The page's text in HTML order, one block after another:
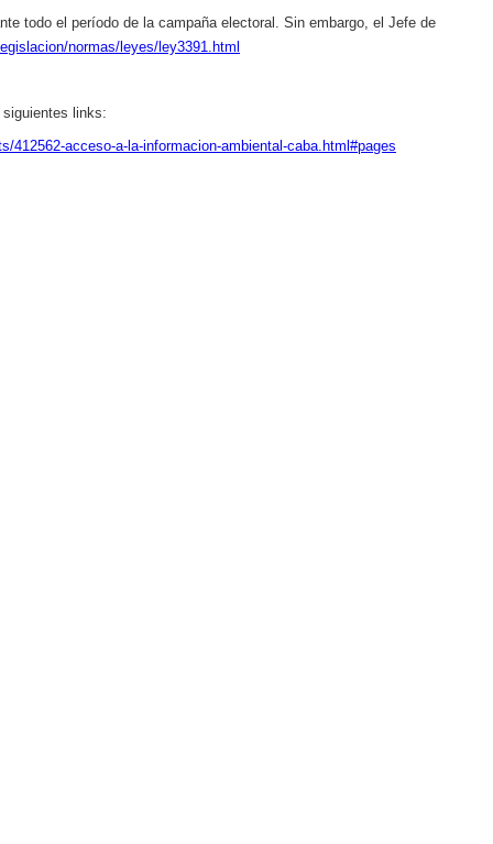
todo el período de la campaña electoral. Sin embargo, el Jefe de
normas/leyes/ley3391.html
links:
412562-acceso-a-la-informacion-ambiental-caba.html#pages